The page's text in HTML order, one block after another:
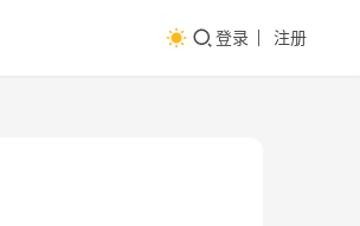
登录 注册